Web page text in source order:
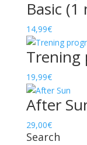
Basic (1
14,99€
Trening
19,99€
After
29,00€
Search